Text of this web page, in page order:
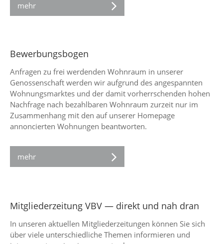
mehr
Bewerbungsbogen
Anfragen zu frei werdenden Wohnraum in unserer
Genossenschaft werden wir aufgrund des angespannten
Wohnungsmarktes und der damit vorherrschenden hohen
Nachfrage nach bezahlbaren Wohnraum zurzeit nur im
Zusammenhang mit den auf unserer Homepage
annoncierten Wohnungen beantworten.
mehr
Mitgliederzeitung VBV — direkt und nah dran
In unseren aktuellen Mitgliederzeitungen können Sie sich
über viele unterschiedliche Themen informieren und